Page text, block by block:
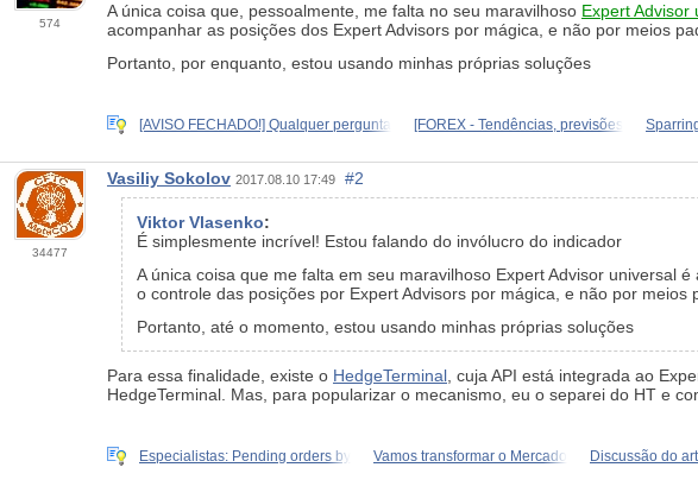
574
A única coisa que, pessoalmente, me falta no seu maravilhoso Expert Advisor
acompanhar as posições dos Expert Advisors por mágica, e não por meios
Portanto, por enquanto, estou usando minhas próprias soluções
[AVISO FECHADO!] Qualquer pergunta [FOREX - Tendências, previsões
34477
Vasiliy Sokolov 2017.08.10 17:49 #2
Viktor Vlasenko:
É simplesmente incrível! Estou falando do invólucro do indicador
A única coisa que me falta em seu maravilhoso Expert Advisor universal
o controle das posições por Expert Advisors por mágica, e não por meios
Portanto, até o momento, estou usando minhas próprias soluções
Para essa finalidade, existe o HedgeTerminal , cuja API está integrada ao
HedgeTerminal. Mas, para popularizar o mecanismo, eu o separei do HT e
Especialistas: Pending orders by Vamos transformar o Mercado Discussão do